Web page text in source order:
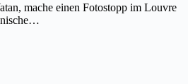
mache einen Fotostopp im Louvre